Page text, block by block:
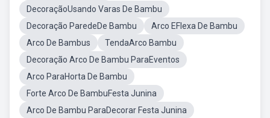
DecoraçãoUsando Varas De Bambu
Decoração ParedeDe Bambu
Arco EFlexa De Bambu
Arco De Bambus
TendaArco Bambu
Decoração Arco De Bambu ParaEventos
Arco ParaHorta De Bambu
Forte Arco De BambuFesta Junina
Arco De Bambu ParaDecorar Festa Junina